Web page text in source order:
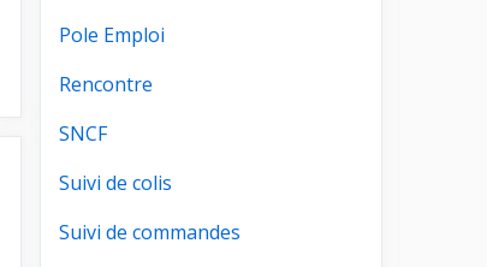
Pole Emploi
Rencontre
SNCF
Suivi de colis
Suivi de commandes